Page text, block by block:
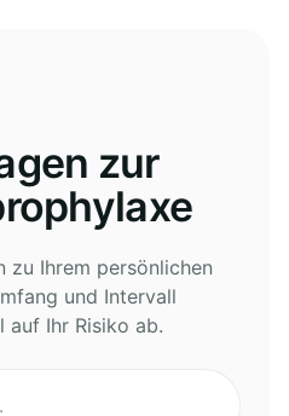
zur
zu Ihrem persönlichen
und Intervall
auf Ihr Risiko ab.